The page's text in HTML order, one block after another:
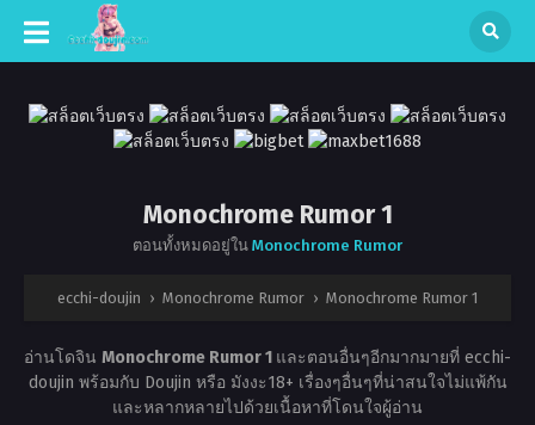
Monochrome Rumor 1
ตอนทั้งหมดอยู่ใน Monochrome Rumor
ecchi-doujin › Monochrome Rumor › Monochrome Rumor 1
อ่านโดจิน Monochrome Rumor 1 และตอนอื่นๆอีกมากมายที่ ecchi-
doujin พร้อมกับ Doujin หรือ มังงะ18+ เรื่องๆอื่นๆที่น่าสนใจไม่แพ้กัน
และหลากหลายไปด้วยเนื้อหาที่โดนใจผู้อ่าน